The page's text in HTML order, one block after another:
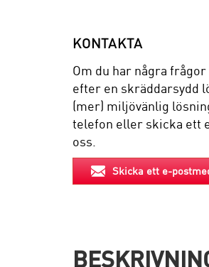
KONTAKTA
Om du har några
efter en skräddarsydd
(mer) miljövänlig
telefon eller skicka ett
oss.
Skicka ett e-